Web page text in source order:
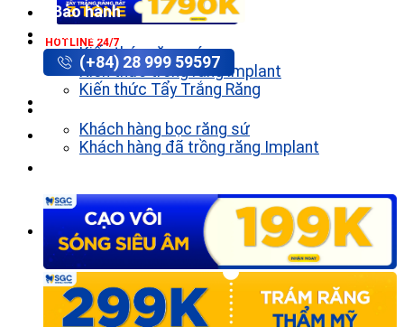
HOTLINE 24/7
(+84) 28 999 59597
Bảo hành
Kiến thức răng sứ
Kiến thức trồng răng implant
Kiến thức Tẩy Trắng Răng
Khách hàng bọc răng sứ
Khách hàng đã trồng răng Implant